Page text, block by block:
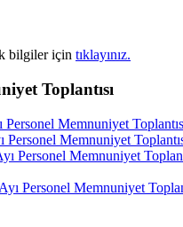
bilgiler için tıklayınız.
Toplantısı
Memnuniyet
Personel Memnuniyet
Personel Memnuniyet
Personel Memnuniyet